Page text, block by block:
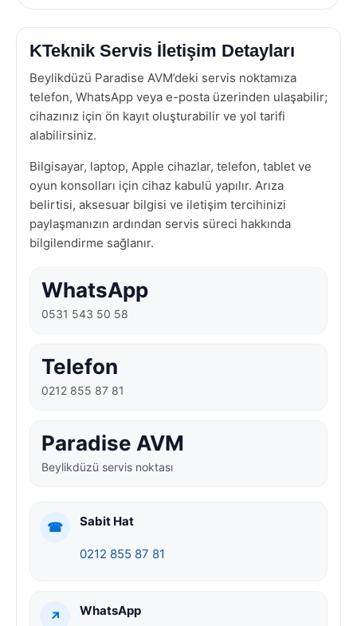
KTeknik Servis İletişim Detayları
Beylikdüzü Paradise AVM’deki servis noktamıza
telefon, WhatsApp veya e-posta üzerinden ulaşabilir;
cihazınız için ön kayıt oluşturabilir ve yol tarifi
alabilirsiniz.
Bilgisayar, laptop, Apple cihazlar, telefon, tablet ve
oyun konsolları için cihaz kabulü yapılır. Arıza
belirtisi, aksesuar bilgisi ve iletişim tercihinizi
paylaşmanızın ardından servis süreci hakkında
bilgilendirme sağlanır.
WhatsApp
0531 543 50 58
Telefon
0212 855 87 81
Paradise AVM
Beylikdüzü servis noktası
☎ Sabit Hat
0212 855 87 81
↗ WhatsApp